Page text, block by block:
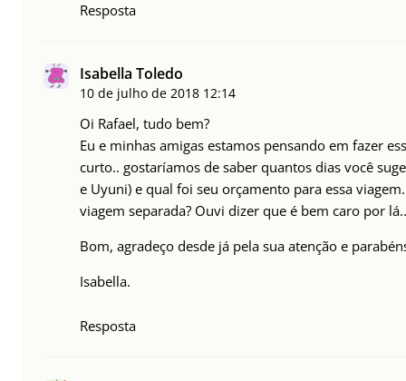
Resposta
Isabella Toledo
10 de julho de 2018 12:14
Oi Rafael, tudo bem?
Eu e minhas amigas estamos pensando em fazer
curto.. gostaríamos de saber quantos dias você
e Uyuni) e qual foi seu orçamento para essa
viagem separada? Ouvi dizer que é bem caro por lá..
Bom, agradeço desde já pela sua atenção e
Isabella.
Resposta